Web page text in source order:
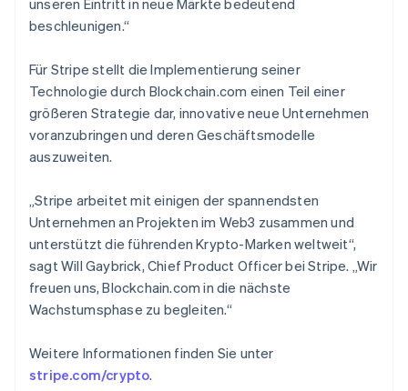
beschleunigen.“
Für Stripe stellt die Implementierung seiner
Technologie durch Blockchain.com einen Teil einer
größeren Strategie dar, innovative neue Unternehmen
voranzubringen und deren Geschäftsmodelle
auszuweiten.
„Stripe arbeitet mit einigen der spannendsten
Unternehmen an Projekten im Web3 zusammen und
unterstützt die führenden Krypto-Marken weltweit“,
sagt Will Gaybrick, Chief Product Officer bei Stripe. „Wir
freuen uns, Blockchain.com in die nächste
Wachstumsphase zu begleiten.“
Weitere Informationen finden Sie unter
stripe.com/crypto.
Dänemark
English
Deutsch English
Estland
English
Festlandchina
简体中文English
Finnland
Frankreich
FrançaisEnglish
Gibraltar
English
Griechenland
Indien
Irland
English
Italien